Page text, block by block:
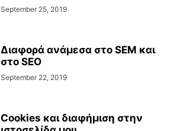
September 25, 2019
Διαφορά ανάμεσα στο SEM και
στο SEO
September 22, 2019
Cookies και διαφήμιση στην